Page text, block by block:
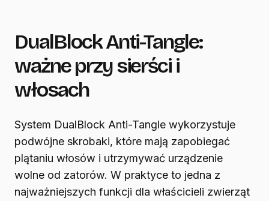
DualBlock Anti-Tangle:
ważne przy sierści i
włosach
System DualBlock Anti-Tangle wykorzystuje
podwójne skrobaki, które mają zapobiegać
plątaniu włosów i utrzymywać urządzenie
wolne od zatorów. W praktyce to jedna z
najważniejszych funkcji dla właścicieli zwierząt